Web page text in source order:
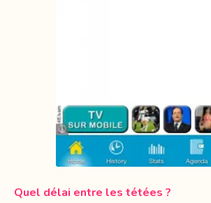
Quel délai entre les tétées ?